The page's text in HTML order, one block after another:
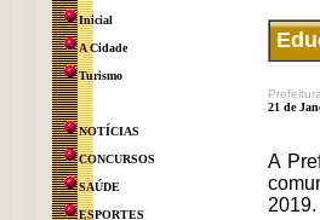
Inicial
A Cidade
Turismo
NOTÍCIAS
CONCURSOS
SAÚDE
ESPORTES
21 de
A
2019.